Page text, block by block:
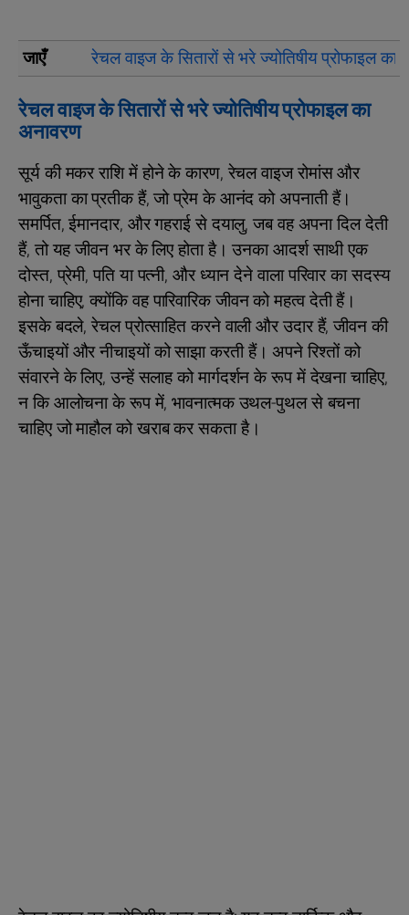
जाएँ रेचल वाइज के सितारों से भरे ज्योतिषीय प्रोफाइल का
रेचल वाइज के सितारों से भरे ज्योतिषीय प्रोफाइल का
अनावरण
सूर्य की मकर राशि में होने के कारण, रेचल वाइज रोमांस और
भावुकता का प्रतीक हैं, जो प्रेम के आनंद को अपनाती हैं।
समर्पित, ईमानदार, और गहराई से दयालु, जब वह अपना दिल देती
हैं, तो यह जीवन भर के लिए होता है। उनका आदर्श साथी एक
दोस्त, प्रेमी, पति या पत्नी, और ध्यान देने वाला परिवार का सदस्य
होना चाहिए, क्योंकि वह पारिवारिक जीवन को महत्व देती हैं।
इसके बदले, रेचल प्रोत्साहित करने वाली और उदार हैं, जीवन की
ऊँचाइयों और नीचाइयों को साझा करती हैं। अपने रिश्तों को
संवारने के लिए, उन्हें सलाह को मार्गदर्शन के रूप में देखना चाहिए,
न कि आलोचना के रूप में, भावनात्मक उथल-पुथल से बचना
चाहिए जो माहौल को खराब कर सकता है।